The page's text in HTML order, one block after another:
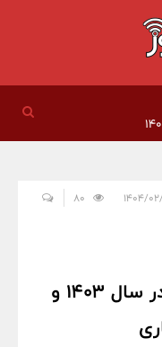
ثبت رشد ۱۶ درصدی فروش در سال ۱۴۰۳ و